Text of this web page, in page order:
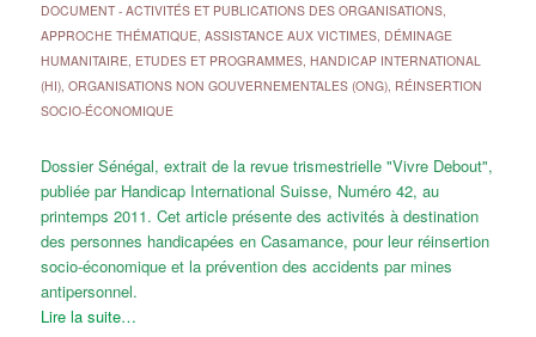
DOCUMENT- ACTIVITÉS ET PUBLICATIONS DES ORGANISATIONS,
APPROCHE THÉMATIQUE, ASSISTANCE AUX VICTIMES, DÉMINAGE
HUMANITAIRE, ETUDES ET PROGRAMMES, HANDICAP INTERNATIONAL
(HI), ORGANISATIONS NON GOUVERNEMENTALES (ONG), RÉINSERTION
SOCIO-ÉCONOMIQUE
Dossier Sénégal, extrait de la revue trismestrielle "Vivre Debout",
publiée par Handicap International Suisse, Numéro 42, au
printemps 2011. Cet article présente des activités à destination
des personnes handicapées en Casamance, pour leur réinsertion
socio-économique et la prévention des accidents par mines
antipersonnel.
Lire la suite…